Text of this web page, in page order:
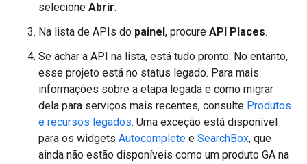
selecione Abrir.
Na lista de APIs do painel, procure API Places.
Se achar a API na lista, está tudo pronto. No entanto,
esse projeto está no status legado. Para mais
informações sobre a etapa legada e como migrar
dela para serviços mais recentes, consulte Produtos
e recursos legados. Uma exceção está disponível
para os widgets Autocomplete e SearchBox, que
ainda não estão disponíveis como um produto GA na